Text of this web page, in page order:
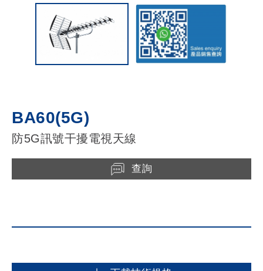
BA60(5G)
防5G訊號干擾電視天線
查詢